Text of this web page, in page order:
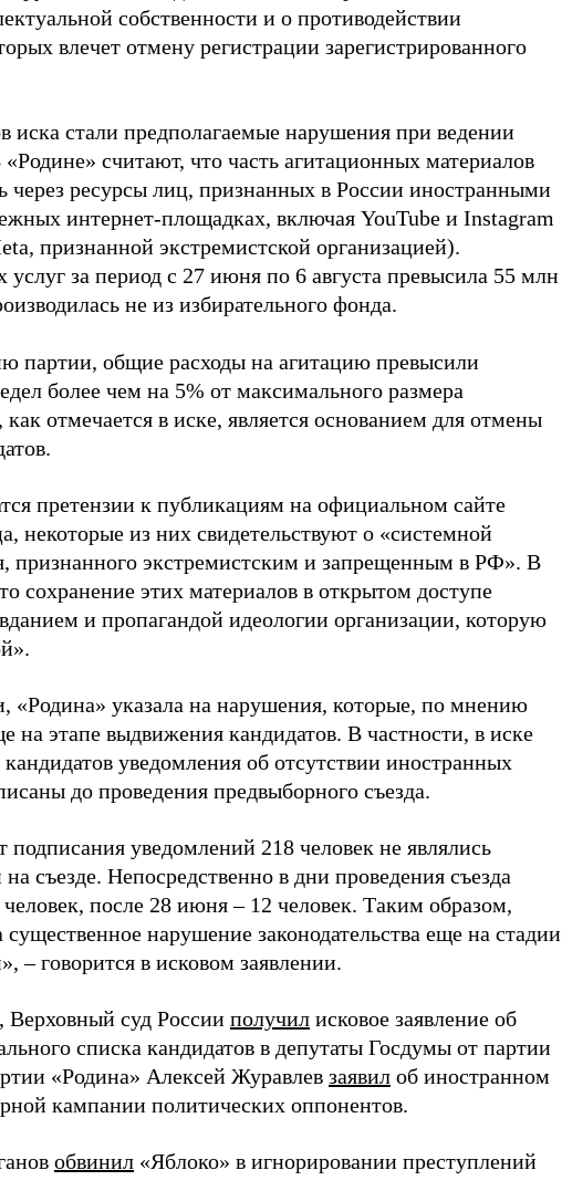
собственности и о противодействии
влечет отмену регистрации зарегистрированного
иска стали предполагаемые нарушения при ведении
считают, что часть агитационных материалов
через ресурсы лиц, признанных в России иностранными
интернет-площадках, включая YouTube и Instagram
признанной экстремистской организацией).
услуг за период с 27 июня по 6 августа превысила 55 млн
не из избирательного фонда.
партии, общие расходы на агитацию превысили
более чем на 5% от максимального размера
отмечается в иске, является основанием для отмены
претензии к публикациям на официальном сайте
некоторые из них свидетельствуют о «системной
признанного экстремистским и запрещенным в РФ». В
сохранение этих материалов в открытом доступе
и пропагандой идеологии организации, которую
«Родина» указала на нарушения, которые, по мнению
этапе выдвижения кандидатов. В частности, в иске
уведомления об отсутствии иностранных
до проведения предвыборного съезда.
уведомлений 218 человек не являлись
съезде. Непосредственно в дни проведения съезда
после 28 июня – 12 человек. Таким образом,
нарушение законодательства еще на стадии
– говорится в исковом заявлении.
суд России получил исковое заявление об
списка кандидатов в депутаты Госдумы от партии
«Родина» Алексей Журавлев заявил об иностранном
кампании политических оппонентов.
обвинил «Яблоко» в игнорировании преступлений